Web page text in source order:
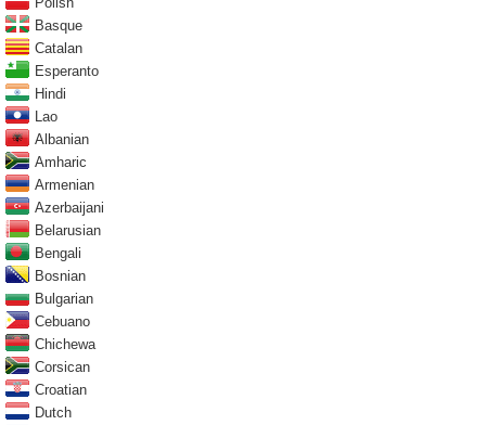
Basque
Catalan
Esperanto
Hindi
Lao
Albanian
Amharic
Armenian
Azerbaijani
Belarusian
Bengali
Bosnian
Bulgarian
Cebuano
Chichewa
Corsican
Croatian
Dutch